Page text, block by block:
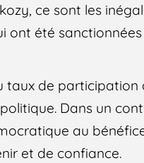
ce sont les
ont été
taux de participation
Dans un
au
et de confiance.